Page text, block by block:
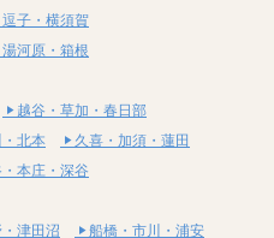
子・横須賀
河原・箱根
越谷・草加・春日部
・北本
久喜・加須・蓮田
本庄・深谷
津田沼
船橋・市川・浦安